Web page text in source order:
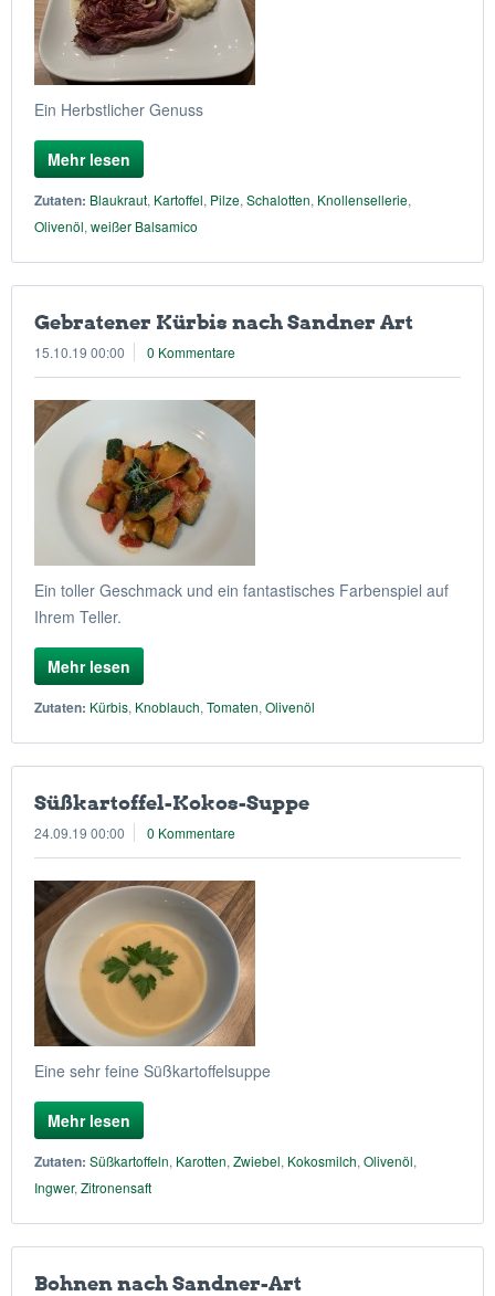
Ein Herbstlicher Genuss
Mehr lesen
Zutaten: Blaukraut, Kartoffel, Pilze, Schalotten, Knollensellerie,
Olivenöl, weißer Balsamico
Gebratener Kürbis nach Sandner Art
15.10.19 00:00 0 Kommentare
Ein toller Geschmack und ein fantastisches Farbenspiel auf
Ihrem Teller.
Mehr lesen
Zutaten: Kürbis, Knoblauch, Tomaten, Olivenöl
Süßkartoffel-Kokos-Suppe
24.09.19 00:00 0 Kommentare
Eine sehr feine Süßkartoffelsuppe
Mehr lesen
Zutaten: Süßkartoffeln, Karotten, Zwiebel, Kokosmilch, Olivenöl,
Ingwer, Zitronensaft
Bohnen nach Sandner-Art